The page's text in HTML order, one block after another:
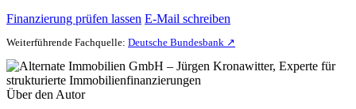
Finanzierung prüfen lassen E-Mail schreiben
Weiterführende Fachquelle: Deutsche Bundesbank ↗
Über den Autor